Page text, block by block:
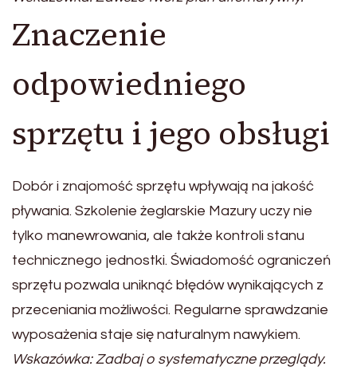
Znaczenie
odpowiedniego
sprzętu i jego obsługi
Dobór i znajomość sprzętu wpływają na jakość
pływania. Szkolenie żeglarskie Mazury uczy nie
tylko manewrowania, ale także kontroli stanu
technicznego jednostki. Świadomość ograniczeń
sprzętu pozwala uniknąć błędów wynikających z
przeceniania możliwości. Regularne sprawdzanie
wyposażenia staje się naturalnym nawykiem.
Wskazówka: Zadbaj o systematyczne przeglądy.